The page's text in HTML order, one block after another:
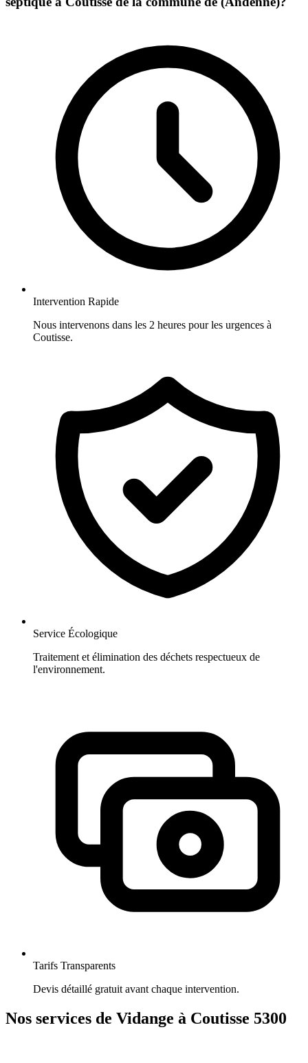
Intervention Rapide
Nous intervenons dans les 2 heures pour les urgences à
Coutisse.
Service Écologique
Traitement et élimination des déchets respectueux de
l'environnement.
Tarifs Transparents
Devis détaillé gratuit avant chaque intervention.
Nos services de Vidange à Coutisse 5300